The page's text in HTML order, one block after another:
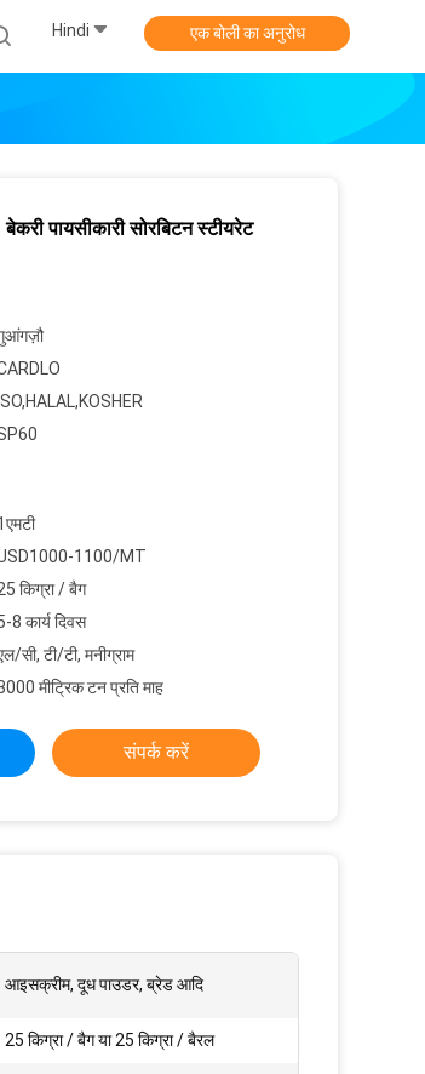
Hindi एक बोली का अनुरोध
पायसीकारी सोरबिटन स्टीयरेट
ISO,HALAL,KOSHER
1100/MT
किग्रा / बैग
8 कार्य दिवस
सी, टी/टी, मनीग्राम
मीट्रिक टन प्रति माह
संपर्क करें
आइसक्रीम, दूध पाउडर, ब्रेड आदि
25 किग्रा / बैग या 25 किग्रा / बैरल